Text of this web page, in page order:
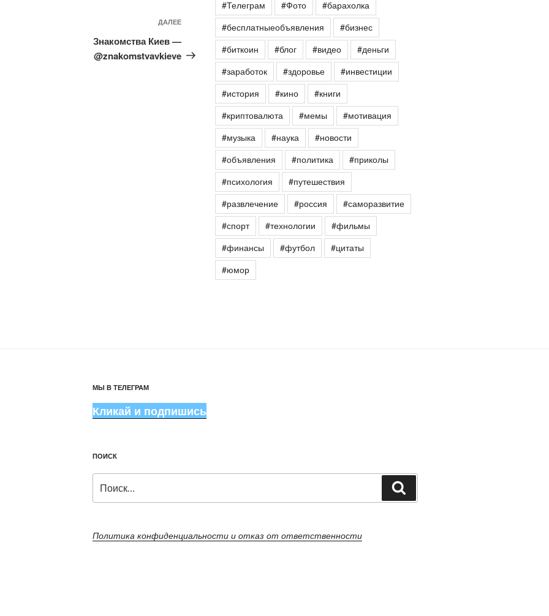
Следующая
запись
ДАЛЕЕ
Знакомства Киев —
@znakomstvavkieve
#Телеграм
#Фото
#барахолка
#бесплатныеобъявления
#бизнес
#биткоин
#блог #видео
#деньги
#заработок
#здоровье
#инвестиции
#история
#кино
#книги
#криптовалюта
#мемы
#мотивация
#музыка
#наука
#новости
#объявления
#политика
#приколы
#психология
#путешествия
#развлечение
#россия
#саморазвитие
#спорт
#технологии
#фильмы
#финансы
#футбол
#цитаты
#юмор
МЫ В ТЕЛЕГРАМ
Кликай и подпишись
ПОИСК
Политика конфиденциальности и отказ от ответственности